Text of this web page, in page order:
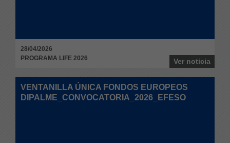
28/04/2026
PROGRAMA­ LIFE 2026
Ver noticia
VENTANILLA ÚNICA FONDOS EUROPEOS
DIPALME_CONVOCATORIA_2026_EFESO